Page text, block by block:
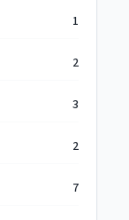
1
2
3
2
7